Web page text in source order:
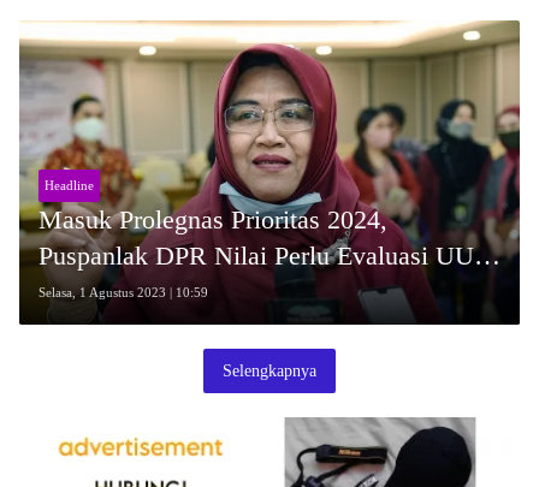
Headline
Masuk Prolegnas Prioritas 2024,
Puspanlak DPR Nilai Perlu Evaluasi UU
TPPO
Selasa, 1 Agustus 2023 | 10:59
Selengkapnya